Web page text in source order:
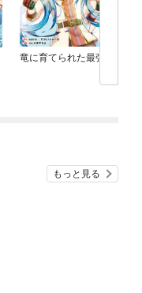
竜に育てられた最強
もっと見る